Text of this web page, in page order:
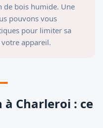
bois humide. Une
pouvons vous
pour limiter sa
appareil.
Charleroi : ce